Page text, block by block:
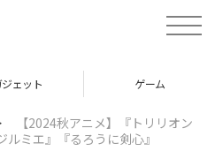
t
o
v
ジェット ゲーム
【2024秋アニメ】『トリリオン
ミエ』『るろうに剣心』